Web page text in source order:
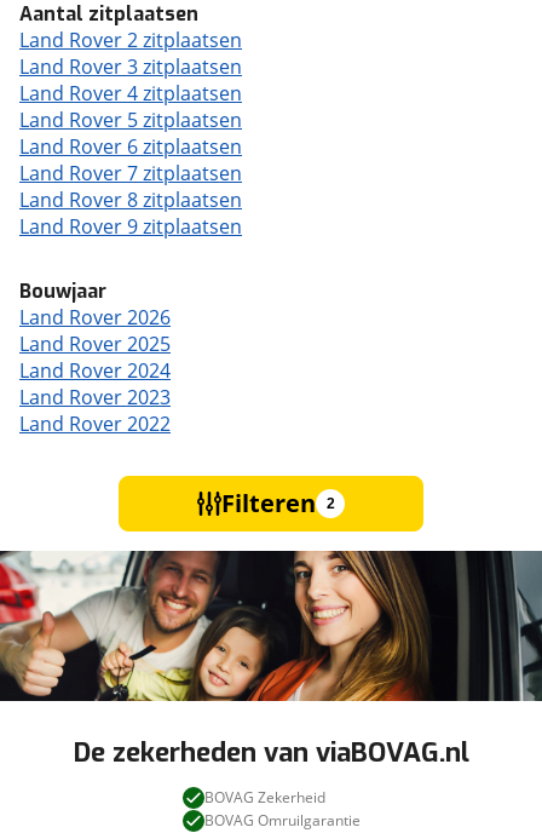
Aantal zitplaatsen
Land Rover 2 zitplaatsen
Land Rover 3 zitplaatsen
Land Rover 4 zitplaatsen
Land Rover 5 zitplaatsen
Land Rover 6 zitplaatsen
Land Rover 7 zitplaatsen
Land Rover 8 zitplaatsen
Land Rover 9 zitplaatsen
Bouwjaar
Land Rover 2026
Land Rover 2025
Land Rover 2024
Land Rover 2023
Land Rover 2022
Filteren 2
De zekerheden van viaBOVAG.nl
BOVAG Zekerheid
BOVAG Omruilgarantie